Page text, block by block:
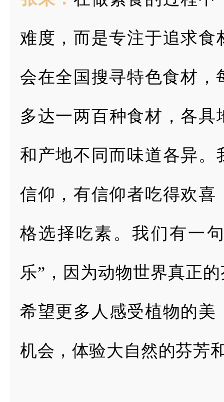
难度，而是专注于追求食
会在全国搜寻特色食材，
多达一两百种食材，各具
和产地不同而味道各异。
信仰，有信仰者吃得欢喜
格选择吃素。我们有一
乐”，因为动物世界真正
希望更多 人感受植物的
机会，体验大自然的芬芳